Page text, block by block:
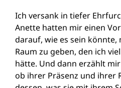
Ich versank in tiefer
Anette hatten mir einen
darauf, wie es sein
Raum zu geben, den ich
hätte. Und dann erzählt
ob ihrer Präsenz und ihrer